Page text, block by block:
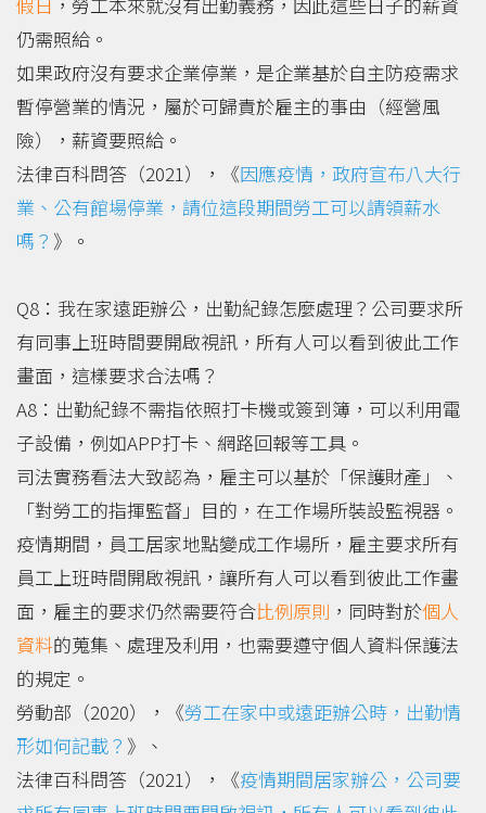
仍需照給。
如果政府沒有要求企業停業，是企業基於自主防疫需求
暫停營業的情況，屬於可歸責於雇主的事由（經營風
險），薪資要照給。
法律百科問答（2021），《因應疫情，政府宣布八大行
業、公有館場停業，請位這段期間勞工可以請領薪水
嗎？ 》。
Q8：我在家遠距辦公，出勤紀錄怎麼處理？公司要求所
有同事上班時間要開啟視訊，所有人可以看到彼此工作
畫面，這樣要求合法嗎？
A8：出勤紀錄不需指依照打卡機或簽到簿，可以利用電
子設備，例如APP打卡、網路回報等工具。
司法實務看法大致認為，雇主可以基於「保護財產」、
「對勞工的指揮監督」目的，在工作場所裝設監視器。
疫情期間，員工居家地點變成工作場所，雇主要求所有
員工上班時間開啟視訊，讓所有人可以看到彼此工作畫
面，雇主的要求仍然需要符合比例原則 ，同時對於個人
資料的蒐集、處理及利用，也需要遵守個人資料保護法
的規定。
勞動部（2020），《勞工在家中或遠距辦公時，出勤情
形如何記載？ 》、
法律百科問答（2021），《疫情期間居家辦公，公司要